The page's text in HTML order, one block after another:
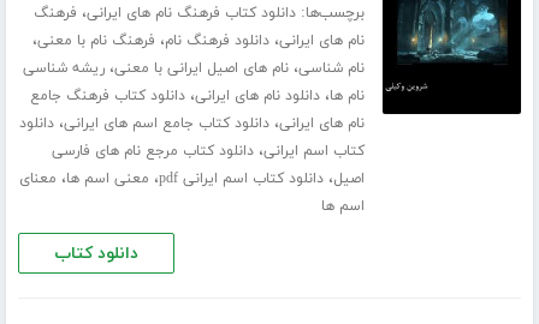
برچسب‌ها:دانلود کتاب فرهنگ نام های ایرانی، فرهنگ
نام های ایرانی،دانلود فرهنگ نام، فرهنگ نام با معنی،
نام شناسی،نام های اصیل ایرانی با معنی،ریشه شناسی
نام ها،دانلود نام های ایرانی،دانلود کتاب فرهنگ جامع
نام های ایرانی،دانلود کتاب جامع اسم های ایرانی،دانلود
کتاب اسم ایرانی،دانلود کتاب مرجع نام های فارسی
اصیل،دانلود کتاب اسم ایرانی pdf ، معنی اسم ها، معنای
اسم ها
دانلود کتاب